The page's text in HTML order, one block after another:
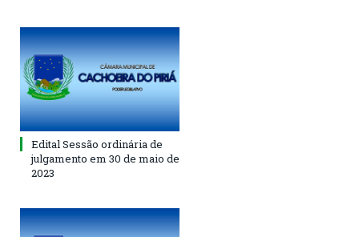
Edital Sessão ordinária de
julgamento em 30 de maio de
2023